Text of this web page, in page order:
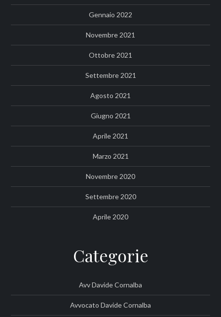
Gennaio 2022
Novembre 2021
Ottobre 2021
Settembre 2021
Agosto 2021
Giugno 2021
Aprile 2021
Marzo 2021
Novembre 2020
Settembre 2020
Aprile 2020
Categorie
Avv Davide Cornalba
Avvocato Davide Cornalba